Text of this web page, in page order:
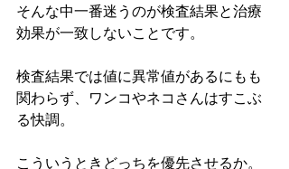
そんな中一番迷うのが検査結果と治療
効果が一致しないことです。
検査結果では値に異常値があるにもも
関わらず、ワンコやネコさんはすこぶ
る快調。
こういうときどっちを優先させるか。